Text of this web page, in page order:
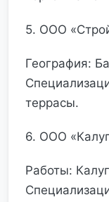
5. ООО
География:
террасы.
6. ООО
Работы: